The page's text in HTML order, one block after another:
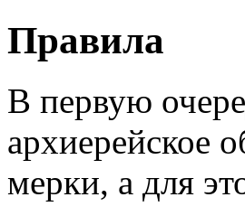
Правила
В первую
архиерейское
мерки, а для